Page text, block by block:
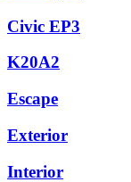
Civic EP3
K20A2
Escape
Exterior
Interior